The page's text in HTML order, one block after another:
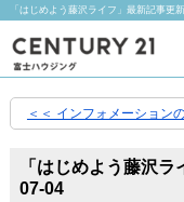
＜＜ インフォメーション
「はじめよう藤沢
07-04